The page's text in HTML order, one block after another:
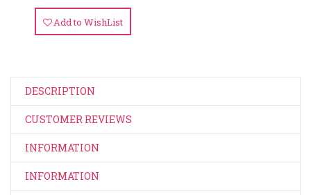
Add to WishList
DESCRIPTION
CUSTOMER REVIEWS
INFORMATION
INFORMATION